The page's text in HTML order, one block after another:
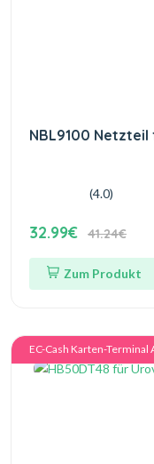
NBL9100
(4.0)
32.99€ 41.24€
Zum Produkt
EC-Cash Karten-Terminal